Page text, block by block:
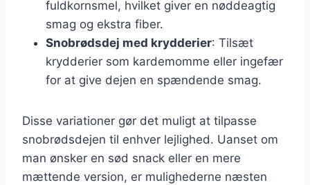
fuldkornsmel, hvilket giver en nøddeagtig
smag og ekstra fiber.
Snobrødsdej med krydderier: Tilsæt
krydderier som kardemomme eller ingefær
for at give dejen en spændende smag.
Disse variationer gør det muligt at tilpasse
snobrødsdejen til enhver lejlighed. Uanset om
man ønsker en sød snack eller en mere
mættende version, er mulighederne næsten